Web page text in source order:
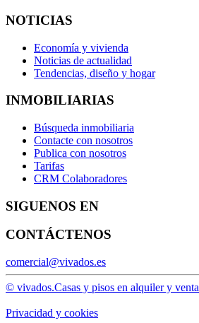
NOTICIAS
Economía y vivienda
Noticias de actualidad
Tendencias, diseño y hogar
INMOBILIARIAS
Búsqueda inmobiliaria
Contacte con nosotros
Publica con nosotros
Tarifas
CRM Colaboradores
SIGUENOS EN
CONTÁCTENOS
comercial@vivados.es
© vivados.Casas y pisos en alquiler y venta
Privacidad y cookies